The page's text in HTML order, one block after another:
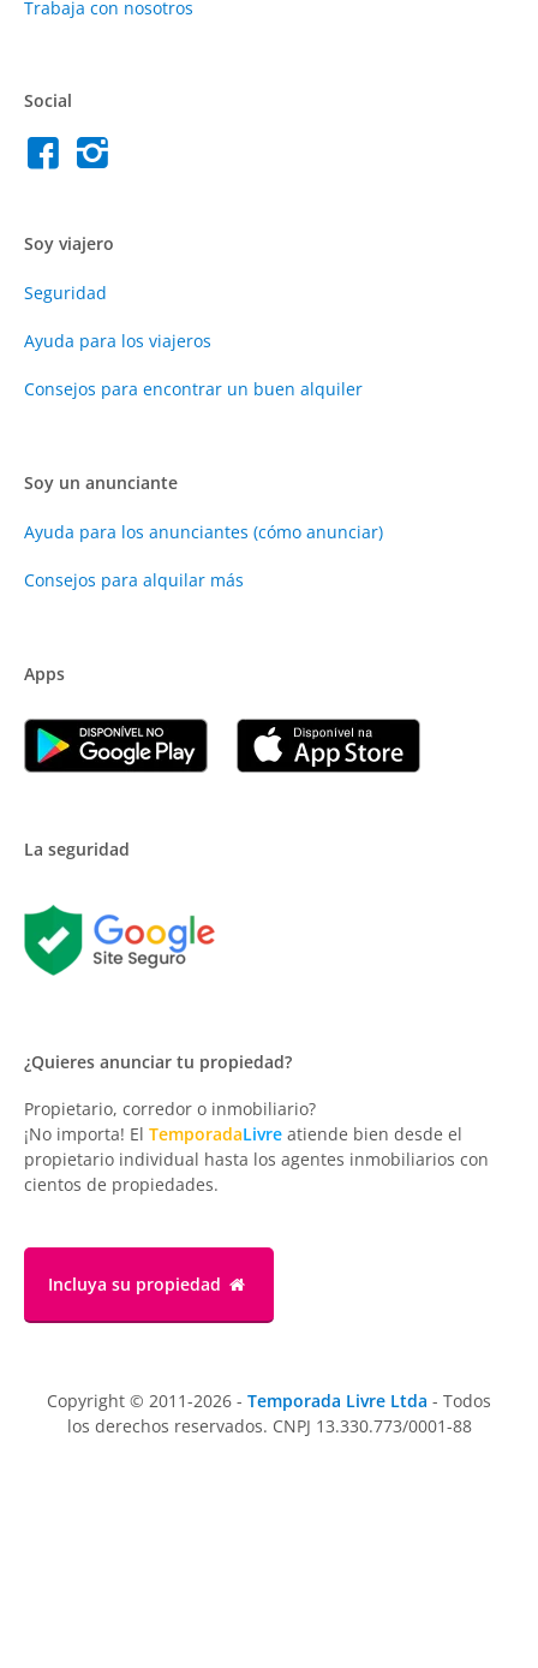
Trabaja con nosotros
Social
Soy viajero
Seguridad
Ayuda para los viajeros
Consejos para encontrar un buen alquiler
Soy un anunciante
Ayuda para los anunciantes (cómo anunciar)
Consejos para alquilar más
Apps
La seguridad
¿Quieres anunciar tu propiedad?
Propietario, corredor o inmobiliario?
¡No importa! El TemporadaLivre atiende bien desde el
propietario individual hasta los agentes inmobiliarios con
cientos de propiedades.
Incluya su propiedad
Copyright © 2011-2026 - Temporada Livre Ltda - Todos
los derechos reservados. CNPJ 13.330.773/0001-88